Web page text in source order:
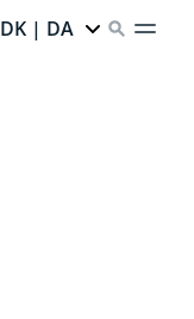
DK | DA